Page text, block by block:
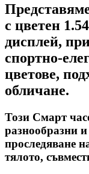
с цветен
дисплей,
спортно-
цветове,
обличане.
Този Смарт
разнообразни
проследяване
тялото,